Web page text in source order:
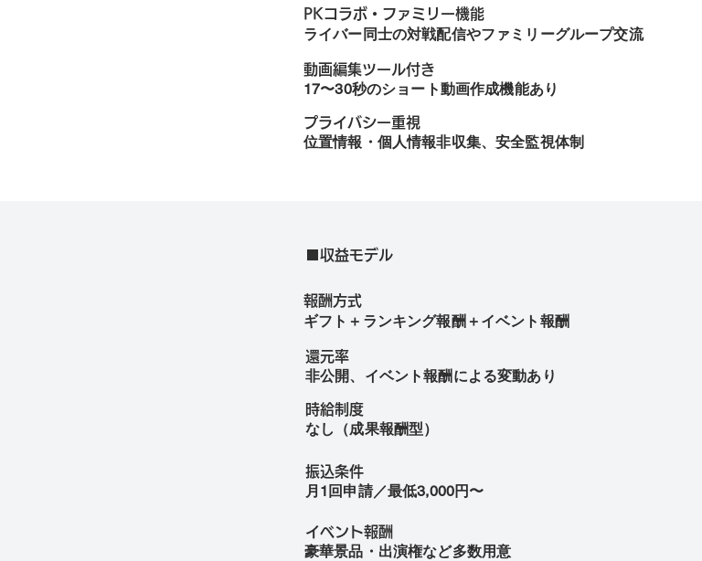
PKコラボ・ファミリー機能
ライバー同士の対戦配信やファミリーグループ交流
動画編集ツール付き
17〜30秒のショート動画作成機能あり
プライバシー重視
位置情報・個人情報非収集、安全監視体制
■収益モデル
報酬方式
ギフト＋ランキング報酬＋イベント報酬
還元率
非公開、イベント報酬による変動あり
時給制度
なし（成果報酬型）
振込条件
月1回申請／最低3,000円〜
イベント報酬
豪華景品・出演権など多数用意